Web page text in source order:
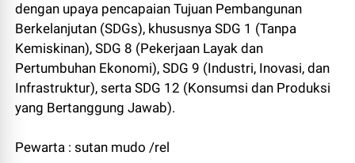
dengan upaya pencapaian Tujuan Pembangunan
Berkelanjutan (SDGs), khususnya SDG 1 (Tanpa
Kemiskinan), SDG 8 (Pekerjaan Layak dan
Pertumbuhan Ekonomi), SDG 9 (Industri, Inovasi, dan
Infrastruktur), serta SDG 12 (Konsumsi dan Produksi
yang Bertanggung Jawab).
Pewarta : sutan mudo /rel